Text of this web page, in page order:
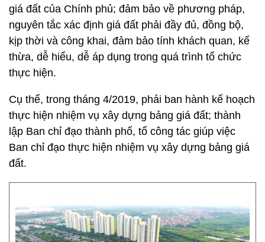
giá đất của Chính phủ; đảm bảo về phương pháp,
nguyên tắc xác định giá đất phải đầy đủ, đồng bộ,
kịp thời và công khai, đảm bảo tính khách quan, kế
thừa, dễ hiểu, dễ áp dụng trong quá trình tổ chức
thực hiện.
Cụ thể, trong tháng 4/2019, phải ban hành kế hoạch
thực hiện nhiệm vụ xây dựng bảng giá đất; thành
lập Ban chỉ đạo thành phố, tổ công tác giúp việc
Ban chỉ đạo thực hiện nhiệm vụ xây dựng bảng giá
đất.